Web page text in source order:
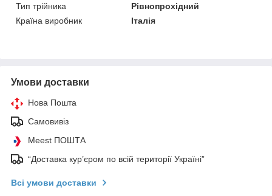
Тип трійника
Рівнопрохідний
Країна виробник
Італія
Умови доставки
Нова Пошта
Самовивіз
Meest ПОШТА
“Доставка кур’єром по всій території Україні”
Всі умови доставки